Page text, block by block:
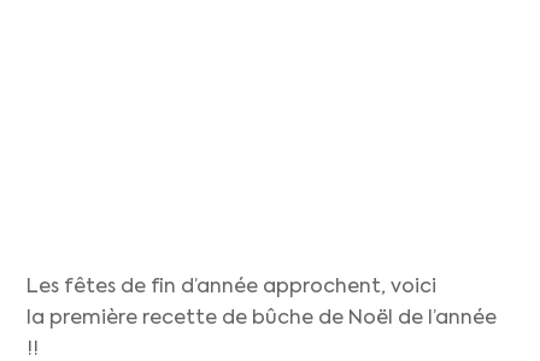
Les fêtes de fin d’année approchent, voici
la première recette de bûche de Noël de l’année
!!